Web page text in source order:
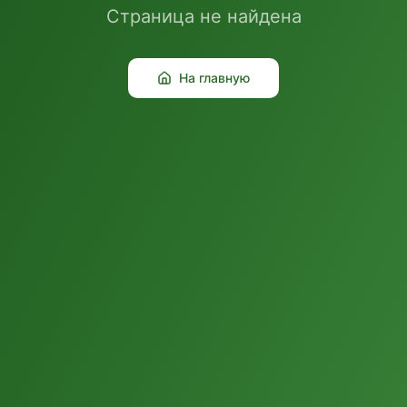
Страница не найдена
На главную